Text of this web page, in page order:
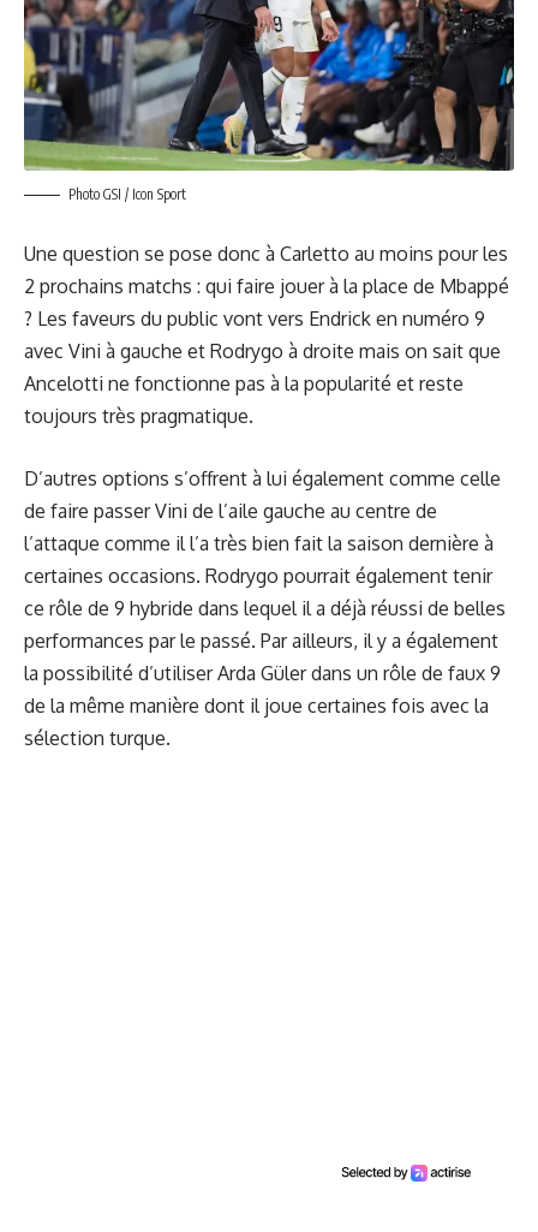
Photo GSI / Icon Sport
Une question se pose donc à Carletto au moins pour les
2 prochains matchs : qui faire jouer à la place de Mbappé
? Les faveurs du public vont vers Endrick en numéro 9
avec Vini à gauche et Rodrygo à droite mais on sait que
Ancelotti ne fonctionne pas à la popularité et reste
toujours très pragmatique.
D’autres options s’offrent à lui également comme celle
de faire passer Vini de l’aile gauche au centre de
l’attaque comme il l’a très bien fait la saison dernière à
certaines occasions. Rodrygo pourrait également tenir
ce rôle de 9 hybride dans lequel il a déjà réussi de belles
performances par le passé. Par ailleurs, il y a également
la possibilité d’utiliser Arda Güler dans un rôle de faux 9
de la même manière dont il joue certaines fois avec la
sélection turque.